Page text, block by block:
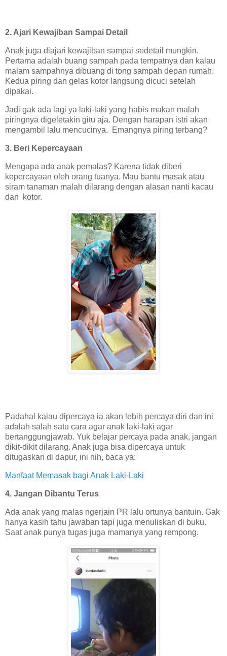
2. Ajari Kewajiban Sampai Detail
Anak juga diajari kewajiban sampai sedetail mungkin.
Pertama adalah buang sampah pada tempatnya dan kalau
malam sampahnya dibuang di tong sampah depan rumah.
Kedua piring dan gelas kotor langsung dicuci setelah
dipakai.
Jadi gak ada lagi ya laki-laki yang habis makan malah
piringnya digeletakin gitu aja. Dengan harapan istri akan
mengambil lalu mencucinya. Emangnya piring terbang?
3. Beri Kepercayaan
Mengapa ada anak pemalas? Karena tidak diberi
kepercayaan oleh orang tuanya. Mau bantu masak atau
siram tanaman malah dilarang dengan alasan nanti kacau
dan kotor.
Padahal kalau dipercaya ia akan lebih percaya diri dan ini
adalah salah satu cara agar anak laki-laki agar
bertanggungjawab. Yuk belajar percaya pada anak, jangan
dikit-dikit dilarang. Anak juga bisa dipercaya untuk
ditugaskan di dapur, ini nih, baca ya:
Manfaat Memasak bagi Anak Laki-Laki
4. Jangan Dibantu Terus
Ada anak yang malas ngerjain PR lalu ortunya bantuin. Gak
hanya kasih tahu jawaban tapi juga menuliskan di buku.
Saat anak punya tugas juga mamanya yang rempong.